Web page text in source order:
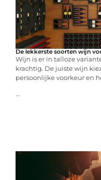
De lekkerste soorten wijn
Wijn is er in talloze
krachtig. De juiste wijn
persoonlijke voorkeur en
...